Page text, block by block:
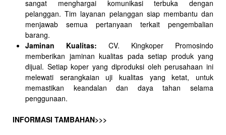
sangat menghargai komunikasi terbuka dengan
pelanggan. Tim layanan pelanggan siap membantu dan
menjawab semua pertanyaan terkait pengembalian
barang.
Jaminan Kualitas: CV. Kingkoper Promosindo
memberikan jaminan kualitas pada setiap produk yang
dijual. Setiap koper yang diproduksi oleh perusahaan ini
melewati serangkaian uji kualitas yang ketat, untuk
memastikan keandalan dan daya tahan selama
penggunaan.
INFORMASI TAMBAHAN>>>